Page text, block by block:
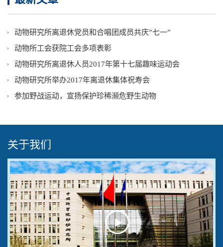
动物研究所离退休党员和合唱团成员共庆”七一”
动物所工会获院工会多项表彰
动物研究所离退休人员2017年第十七届趣味运动会
动物研究所举办2017年离退休集体祝寿会
参加野战运动，宣扬保护珍稀濒危野生动物
关于我们
Play